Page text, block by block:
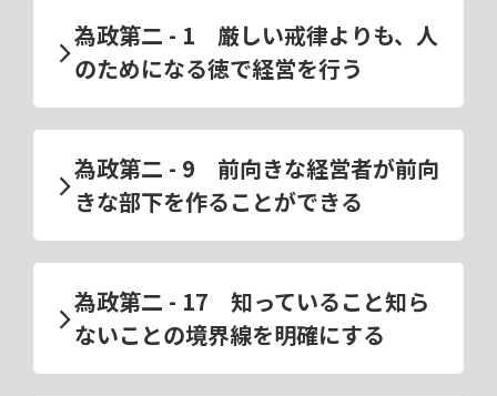
為政第二 - 1 厳しい戒律よりも、人
のためになる徳で経営を行う
為政第二 - 9 前向きな経営者が前向
きな部下を作ることができる
為政第二 - 17 知っていること知ら
ないことの境界線を明確にする